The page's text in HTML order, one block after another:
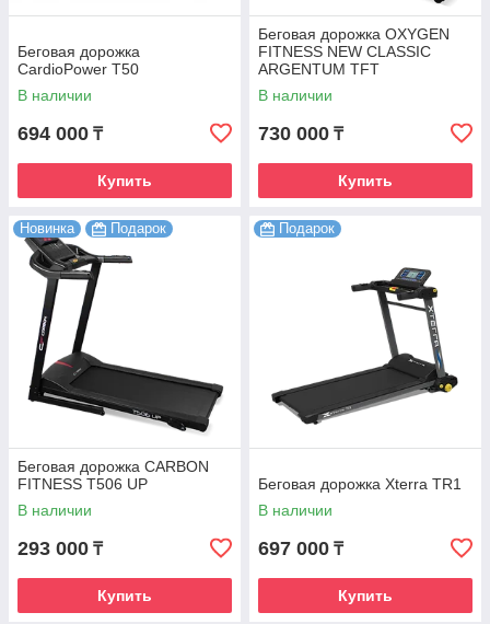
Беговая дорожка
CardioPower T50
В наличии
694 000 ₸
Купить
Беговая дорожка OXYGEN
FITNESS NEW CLASSIC
ARGENTUM TFT
В наличии
730 000 ₸
Купить
Новинка Подарок
Беговая дорожка CARBON
FITNESS T506 UP
В наличии
293 000 ₸
Купить
Подарок
Беговая дорожка Xterra TR1
В наличии
697 000 ₸
Купить